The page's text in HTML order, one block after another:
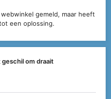
gemeld, maar heeft
een oplossing.
geschil om draait